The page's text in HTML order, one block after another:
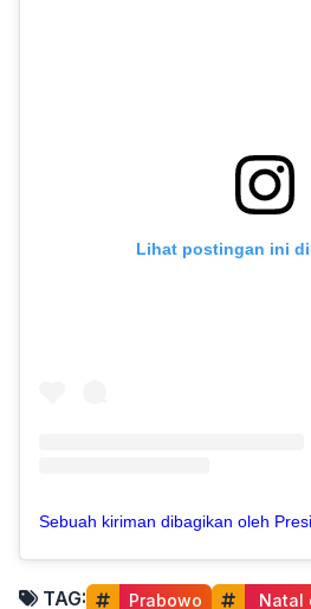
Lihat postingan ini
TAG: Prabowo Natal